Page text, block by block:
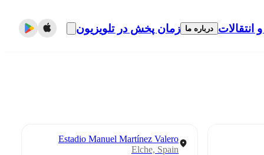
انتقالات درباره ما زمان پخش در تلویزیون
Estadio Manuel Martínez Valero
Elche, Spain